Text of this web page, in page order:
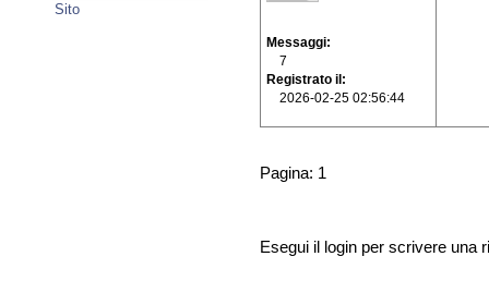
Sito
Messaggi
7
Registrato il
2026-02-25 02:56:44
Pagina: 1
Esegui il login per scrivere una